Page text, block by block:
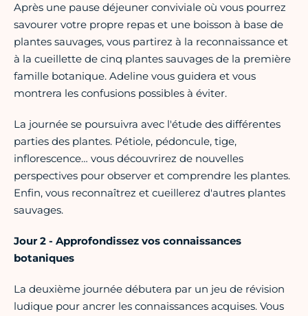
Après une pause déjeuner conviviale où vous pourrez
savourer votre propre repas et une boisson à base de
plantes sauvages, vous partirez à la reconnaissance et
à la cueillette de cinq plantes sauvages de la première
famille botanique. Adeline vous guidera et vous
montrera les confusions possibles à éviter.
La journée se poursuivra avec l'étude des différentes
parties des plantes. Pétiole, pédoncule, tige,
inflorescence… vous découvrirez de nouvelles
perspectives pour observer et comprendre les plantes.
Enfin, vous reconnaîtrez et cueillerez d'autres plantes
sauvages.
Jour 2 - Approfondissez vos connaissances
botaniques
La deuxième journée débutera par un jeu de révision
ludique pour ancrer les connaissances acquises. Vous